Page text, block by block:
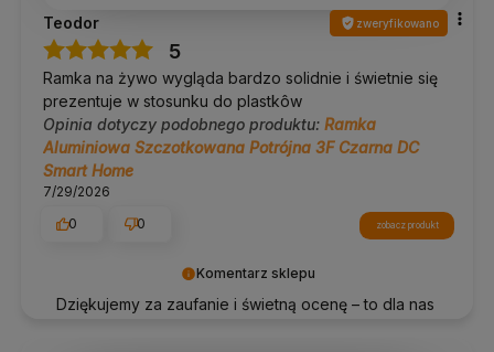
Komentarz sklepu
Dziękujemy za zaufanie i świetną ocenę – to dla nas
Teodor zweryfikowano
5
Ramka na żywo wygląda bardzo solidnie i świetnie się
prezentuje w stosunku do plastkôw
Opinia dotyczy podobnego produktu: Ramka
Aluminiowa Szczotkowana Potrójna 3F Czarna DC
Smart Home
7/29/2026
0
0 zobacz produkt